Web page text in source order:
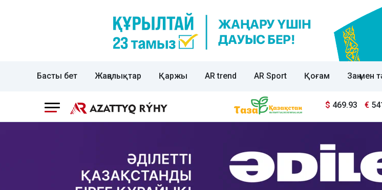
Басты бет Жаңалықтар Қаржы AR trend AR Sport Қоғам Заң мен
$ 469.93 €